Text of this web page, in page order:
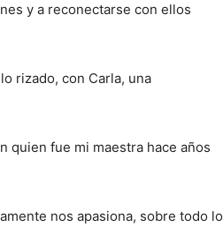
y a reconectarse con ellos
rizado, con Carla, una
quien fue mi maestra hace años
nos apasiona, sobre todo lo